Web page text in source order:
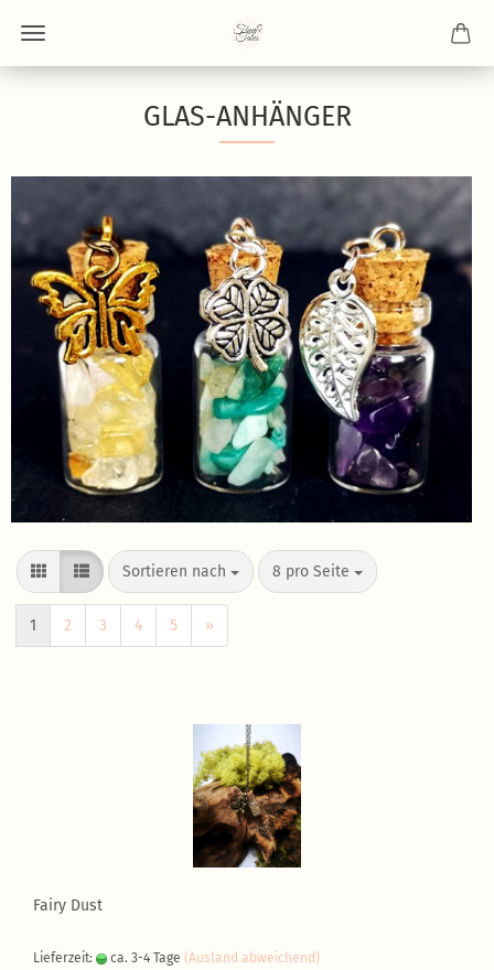
GLAS-ANHÄNGER
Sortieren nach 8 pro Seite
1 2 3 4 5 »
Fairy Dust
Lieferzeit: ca. 3-4 Tage (Ausland abweichend)